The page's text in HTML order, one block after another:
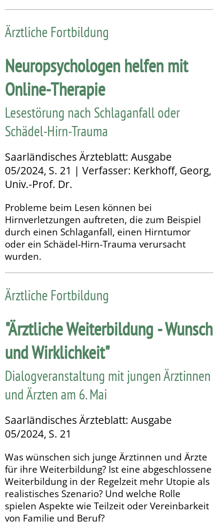
Ärztliche Fortbildung
Neuropsychologen helfen mit
Online-Therapie
Lesestörung nach Schlaganfall oder
Schädel-Hirn-Trauma
Saarländisches Ärzteblatt: Ausgabe
05/2024, S. 21 | Verfasser: Kerkhoff, Georg,
Univ.-Prof. Dr.
Probleme beim Lesen können bei
Hirnverletzungen auftreten, die zum Beispiel
durch einen Schlaganfall, einen Hirn­tumor
oder ein Schädel-Hirn-Trauma verursacht
wurden.
Ärztliche Fortbildung
"Ärztliche Weiterbildung - Wunsch
und Wirklichkeit"
Dialogveranstaltung mit jungen Ärztinnen
und Ärzten am 6. Mai
Saarländisches Ärzteblatt: Ausgabe
05/2024, S. 21
Was wünschen sich junge Ärztinnen und Ärzte
für ihre Weiterbildung? Ist eine abgeschlossene
Weiterbildung in der Regelzeit mehr Utopie als
realistisches Szenario? Und welche Rolle
spielen Aspekte wie Teilzeit oder Vereinbarkeit
von Familie und Beruf?